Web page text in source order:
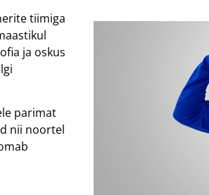
tiimiga
ja oskus
parimat
nii noortel